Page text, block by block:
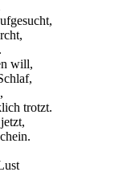
will,
trotzt.